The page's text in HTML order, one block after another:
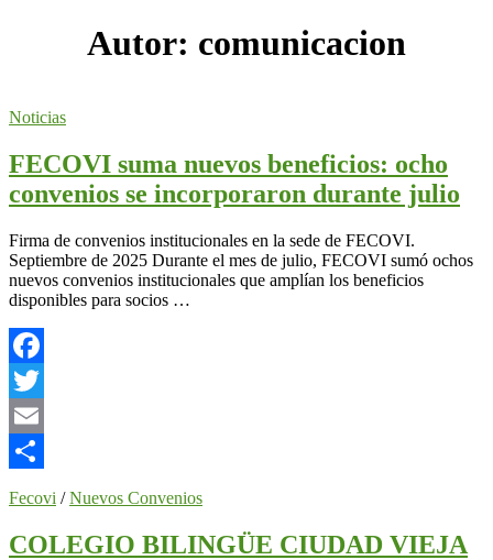
Autor: comunicacion
Noticias
FECOVI suma nuevos beneficios: ocho
convenios se incorporaron durante julio
Firma de convenios institucionales en la sede de FECOVI.
Septiembre de 2025 Durante el mes de julio, FECOVI sumó ochos
nuevos convenios institucionales que amplían los beneficios
disponibles para socios …
Facebook
Twitter
Email
Fecovi /Nuevos Convenios
COLEGIO BILINGÜE CIUDAD VIEJA